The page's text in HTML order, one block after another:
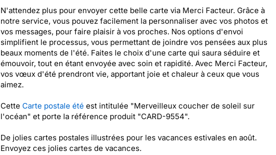
N'attendez plus pour envoyer cette belle carte via Merci Facteur. Grâce à
notre service, vous pouvez facilement la personnaliser avec vos photos et
vos messages, pour faire plaisir à vos proches. Nos options d'envoi
simplifient le processus, vous permettant de joindre vos pensées aux plus
beaux moments de l'été. Faites le choix d'une carte qui saura séduire et
émouvoir, tout en étant envoyée avec soin et rapidité. Avec Merci Facteur,
vos vœux d'été prendront vie, apportant joie et chaleur à ceux que vous
aimez.
Cette Carte postale été est intitulée "Merveilleux coucher de soleil sur
l'océan" et porte la référence produit "CARD-9554".
De jolies cartes postales illustrées pour les vacances estivales en août.
Envoyez ces jolies cartes de vacances.